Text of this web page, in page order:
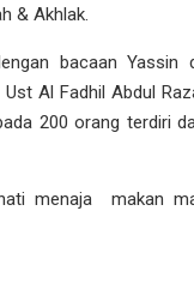
& Akhlak.
bacaan
Al Fadhil Abdul
200 orang terdiri
menaja makan